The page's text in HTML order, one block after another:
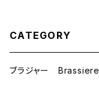
CATEGORY
ブラジャー Brassiere